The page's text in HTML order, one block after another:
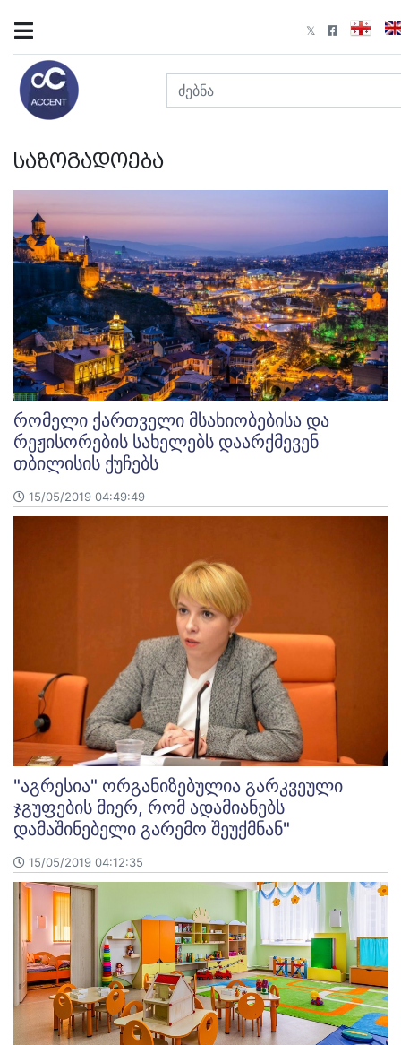
საზოგადოება
რომელი ქართველი მსახიობებისა და
რეჟისორების სახელებს დაარქმევენ
თბილისის ქუჩებს
15/05/2019 04:49:49
"აგრესია" ორგანიზებულია გარკვეული
ჯგუფების მიერ, რომ ადამიანებს
დამაშინებელი გარემო შეუქმნან"
15/05/2019 04:12:35